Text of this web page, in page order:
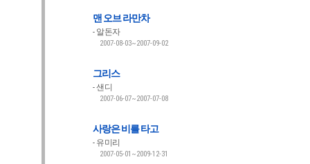
맨 오브 라만차
알돈자
2007-08-03~2007-09-02
그리스
샌디
2007-06-07~2007-07-08
사랑은 비를 타고
유미리
2007-05-01~2009-12-31